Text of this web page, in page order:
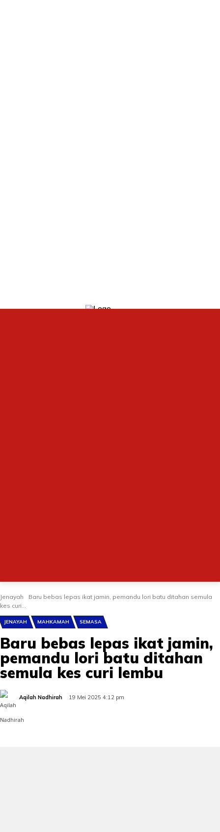
Jenayah
Baru bebas lepas ikat jamin, pemandu lori batu ditahan semula
kes curi...
JENAYAH MAHKAMAH SEMASA
Baru bebas lepas ikat jamin,
pemandu lori batu ditahan
semula kes curi lembu
Aqilah Nadhirah 19 Mei 2025 4:12 pm